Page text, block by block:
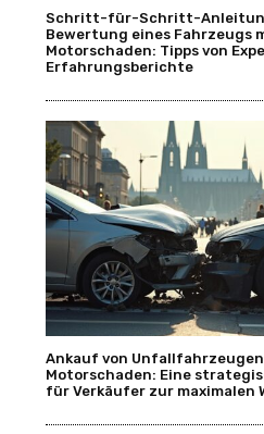
Schritt-für-Schritt-
Bewertung eines Fahrzeugs
Motorschaden: Tipps von
Erfahrungsberichte
Ankauf von
Motorschaden: Eine
für Verkäufer zur maximalen